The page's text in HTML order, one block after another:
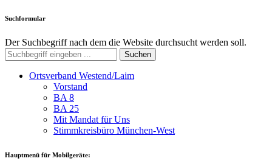
Suchformular
Der Suchbegriff nach dem die Website durchsucht werden soll.
Suchen
Ortsverband Westend/Laim
Vorstand
BA 8
BA 25
Mit Mandat für Uns
Stimmkreisbüro München-West
Hauptmenü für Mobilgeräte: